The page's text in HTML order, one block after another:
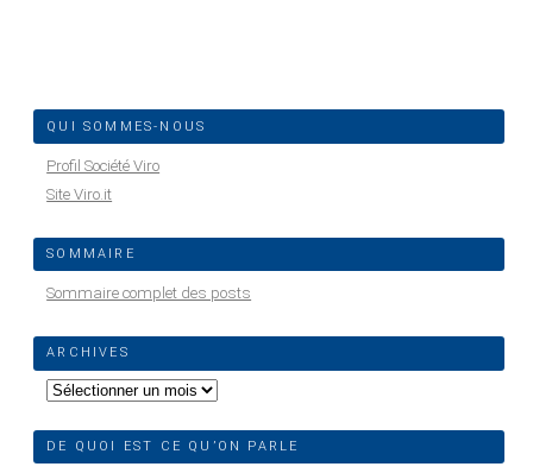
QUI SOMMES-NOUS
Profil Société Viro
Site Viro.it
SOMMAIRE
Sommaire complet des posts
ARCHIVES
Archives
DE QUOI EST CE QU’ON PARLE